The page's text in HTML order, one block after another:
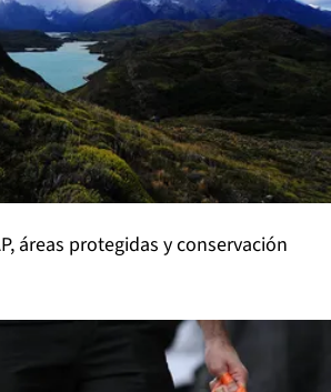
áreas protegidas y conservación